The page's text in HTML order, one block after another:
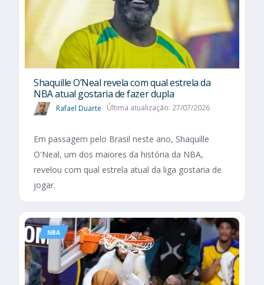
Shaquille O’Neal revela com qual estrela da
NBA atual gostaria de fazer dupla
Rafael Duarte Última atualização: 27/07/2026
Em passagem pelo Brasil neste ano, Shaquille
O'Neal, um dos maiores da história da NBA,
revelou com qual estrela atual da liga gostaria de
jogar.
NBA